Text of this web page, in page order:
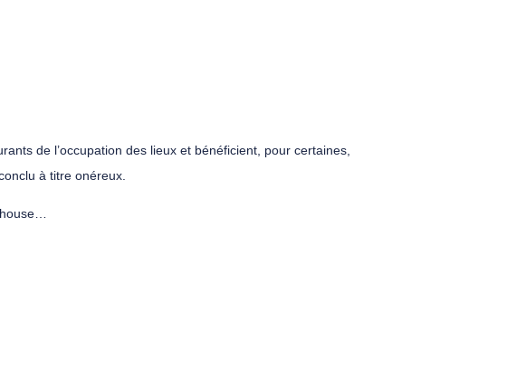
de l’occupation des lieux et bénéficient, pour certaines,
à titre onéreux.